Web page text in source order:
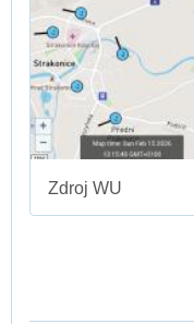
Zdroj WU